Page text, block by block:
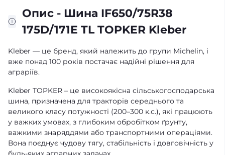
Опис - Шина IF650/75R38
175D/171E TL TOPKER Kleber
Kleber — це бренд, який належить до групи Michelin, і
вже понад 100 років постачає надійні рішення для
аграріїв.
Kleber TOPKER – це високоякісна сільськогосподарська
шина, призначена для тракторів середнього та
великого класу потужності (200–300 к.с.), які працюють
у важких умовах, з глибоким обробітком ґрунту,
важкими знаряддями або транспортними операціями.
Вона поєднує чудову тягу, стабільність і довговічність у